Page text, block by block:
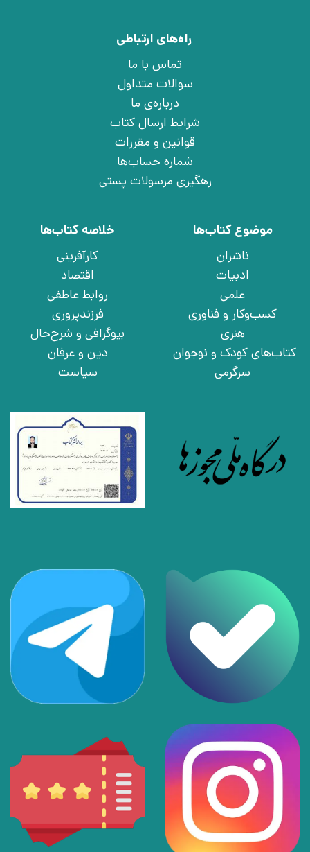
راه‌های ارتباطی
تماس با ما
سوالات متداول
درباره‌ی ما
شرایط ارسال کتاب
قوانین و مقررات
شماره حساب‌ها
رهگیری مرسولات پستی
موضوع کتاب‌ها
ناشران
ادبیات
علمی
کسب‌وکار و فناوری
هنری
کتاب‌های کودک و نوجوان
سرگرمی
خلاصه کتاب‌ها
کارآفرینی
اقتصاد
روابط عاطفی
فرزندپروری
بیوگرافی و شرح‌حال
دین و عرفان
سیاست